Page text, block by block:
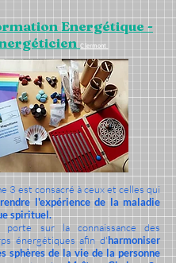
Energétique -
Clermont
3 est consacré à ceux et celles qui
l'expérience de la maladie
spirituel.
porte sur la connaissance des
énergétiques afin d'harmoniser
sphères de la vie de la personne